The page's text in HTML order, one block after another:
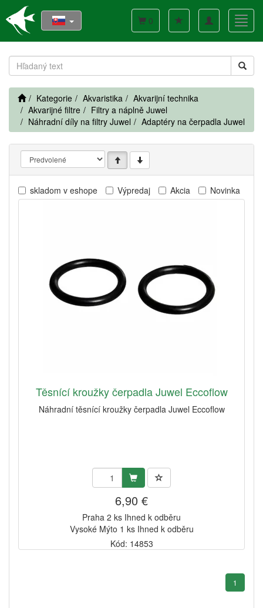
Toggle
navigation
0
Kategorie Akvaristika
Akvarijní technika
Akvarijné filtre
Filtry a náplně Juwel
Náhradní díly na filtry Juwel
Adaptéry na čerpadla Juwel
skladom v eshope Výpredaj Akcia Novinka
Těsnící kroužky čerpadla Juwel Eccoflow
Náhradní těsnící kroužky čerpadla Juwel Eccoflow
6,90 €
Praha 2 ks Ihned k odběru
Vysoké Mýto 1 ks Ihned k odběru
Kód: 14853
1